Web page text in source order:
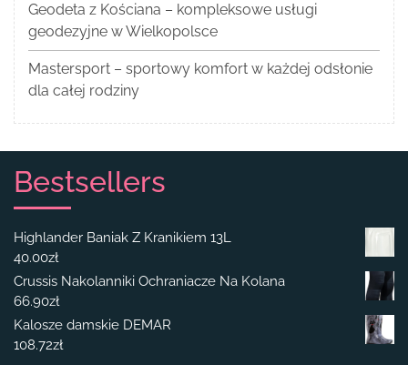
Geodeta z Kościana – kompleksowe usługi
geodezyjne w Wielkopolsce
Mastersport – sportowy komfort w każdej odsłonie
dla całej rodziny
Bestsellers
Highlander Baniak Z Kranikiem 13L
40.00zł
Crussis Nakolanniki Ochraniacze Na Kolana
66.90zł
Kalosze damskie DEMAR
108.72zł